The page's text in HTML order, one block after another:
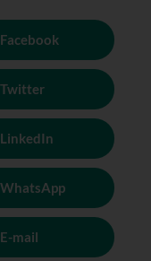
Facebook
Twitter
LinkedIn
WhatsApp
E-mail